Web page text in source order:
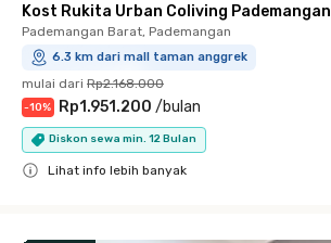
Kost Rukita Urban Coliving Pademangan
Pademangan Barat, Pademangan
6.3 km dari mall taman anggrek
mulai dari Rp2.168.000
-10% Rp1.951.200 /bulan
Diskon sewa min. 12 Bulan
Lihat info lebih banyak